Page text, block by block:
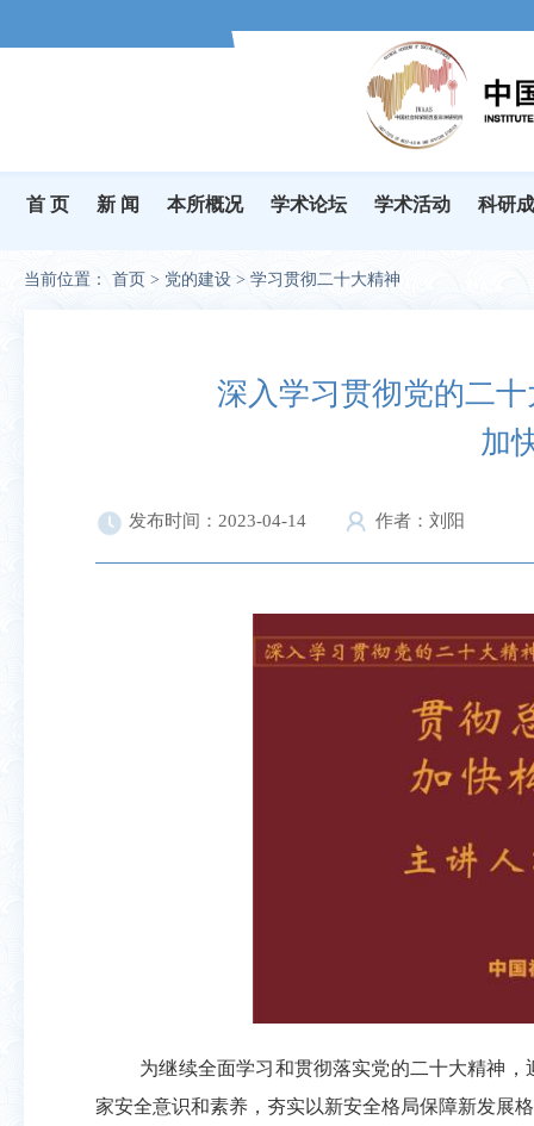
首 页 新 闻 本所概况 学术论坛 学术活动 科研
当前位置： 首页 > 党的建设 > 学习贯彻二十大精神
深入学习贯彻党的二
加
发布时间：2023-04-14 作者：刘阳
为继续全面学习和贯彻落实党的二十大精神，
家安全意识和素养，夯实以新安全格局保障新发展